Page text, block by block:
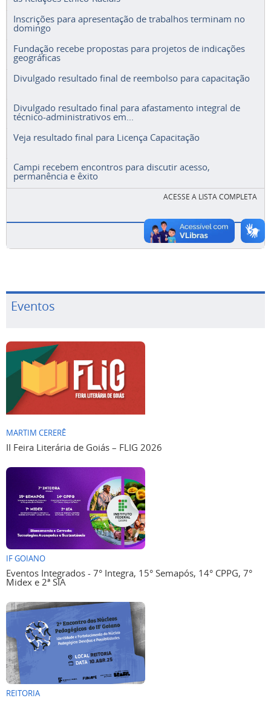
Inscrições para apresentação de trabalhos terminam no
domingo
Fundação recebe propostas para projetos de indicações
geográficas
Divulgado resultado final de reembolso para capacitação
Divulgado resultado final para afastamento integral de
técnico-administrativos em...
Veja resultado final para Licença Capacitação
Campi recebem encontros para discutir acesso,
permanência e êxito
ACESSE A LISTA COMPLETA
Eventos
MARTIM CERERÊ
II Feira Literária de Goiás – FLIG 2026
IF GOIANO
Eventos Integrados - 7° Integra, 15° Semapós, 14° CPPG, 7°
Midex e 2ª SIA
REITORIA